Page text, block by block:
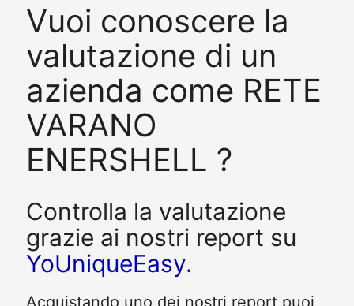
Vuoi conoscere la
valutazione di un
azienda come RETE
VARANO
ENERSHELL ?
Controlla la valutazione
grazie ai nostri report su
YoUniqueEasy.